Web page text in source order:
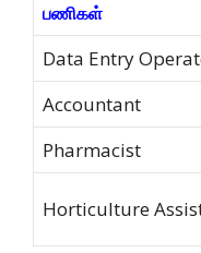
பணிகள்
Data Entry
Accountant
Pharmacist
Horticulture